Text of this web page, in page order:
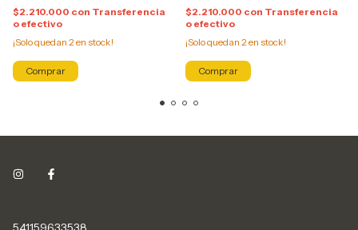
$2.210.000 con Transferencia
o efectivo
¡Solo quedan 2 en stock!
$2.210.000 con Transferencia
o efectivo
¡Solo quedan 2 en stock!